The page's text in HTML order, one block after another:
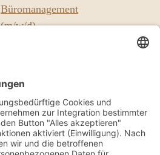
Büromanagement
(m/w/d)
Partner